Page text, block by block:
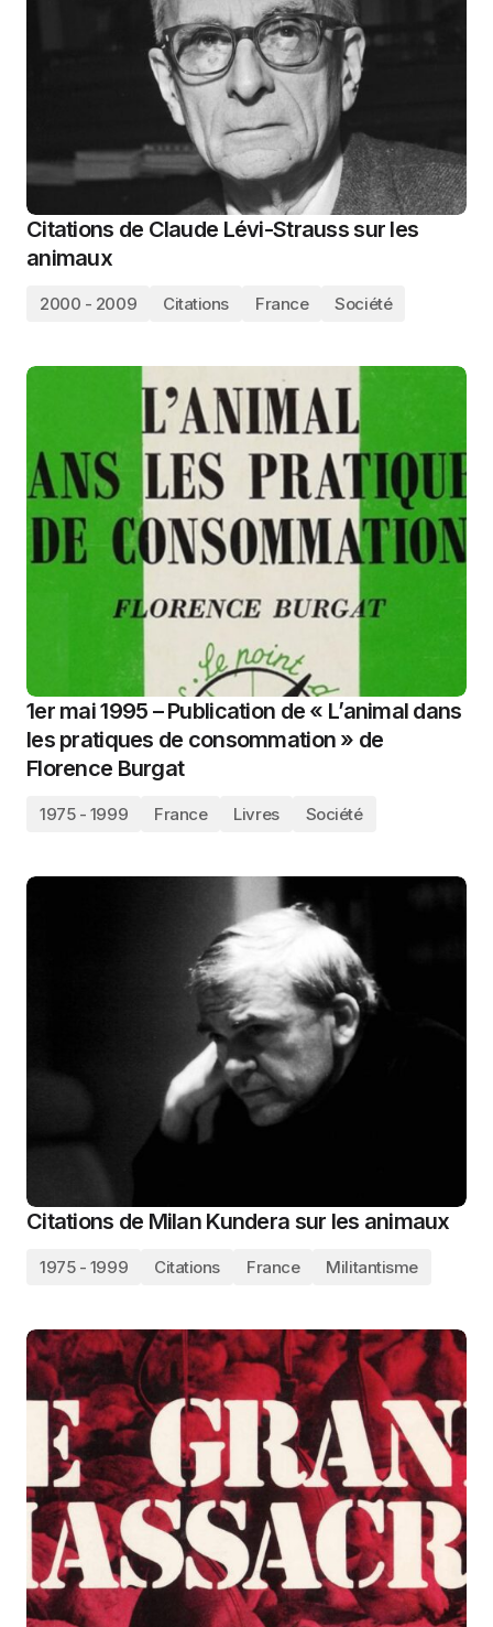
Citations de Claude Lévi-Strauss sur les
animaux
2000 - 2009 Citations France Société
1er mai 1995 – Publication de « L’animal dans
les pratiques de consommation » de
Florence Burgat
1975 - 1999 France Livres Société
Citations de Milan Kundera sur les animaux
1975 - 1999 Citations France Militantisme